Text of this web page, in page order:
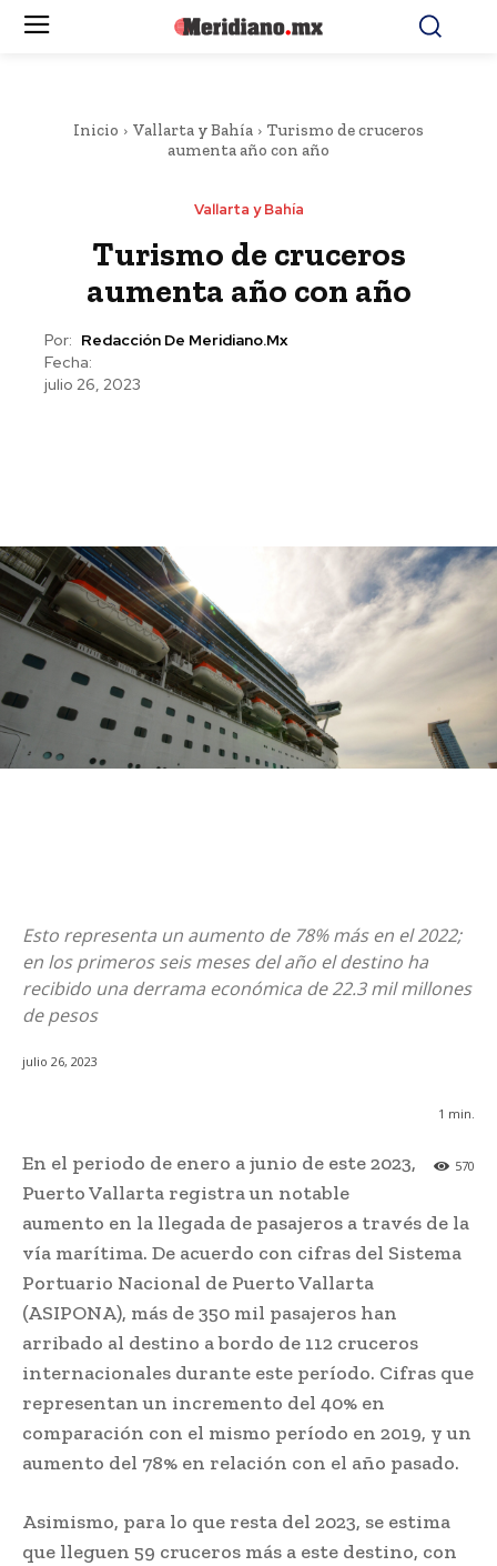
Inicio Vallarta y Bahía
Turismo de cruceros
aumenta año con año
Vallarta y Bahía
Turismo de cruceros
aumenta año con año
Por: Redacción De Meridiano.mx
Fecha:
julio 26, 2023
Esto representa un aumento de 78% más en el 2022;
en los primeros seis meses del año el destino ha
recibido una derrama económica de 22.3 mil millones
de pesos
julio 26, 2023
1 min.
570
En el periodo de enero a junio de este 2023,
Puerto Vallarta registra un notable
aumento en la llegada de pasajeros a través de la
vía marítima. De acuerdo con cifras del Sistema
Portuario Nacional de Puerto Vallarta
(ASIPONA), más de 350 mil pasajeros han
arribado al destino a bordo de 112 cruceros
internacionales durante este período. Cifras que
representan un incremento del 40% en
comparación con el mismo período en 2019, y un
aumento del 78% en relación con el año pasado.
Asimismo, para lo que resta del 2023, se estima
que lleguen 59 cruceros más a este destino, con